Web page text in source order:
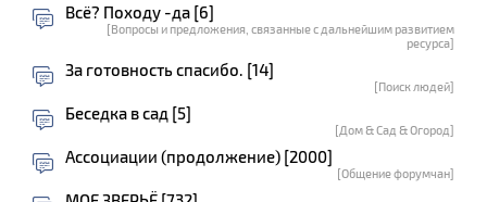
Всё? Походу -да [6]
[Вопросы и предложения, связанные с дальнейшим развитием
ресурса]
За готовность спасибо. [14]
[Поиск людей]
Беседка в сад [5]
[Дом & Сад & Огород]
Ассоциации (продолжение) [2000]
[Общение форумчан]